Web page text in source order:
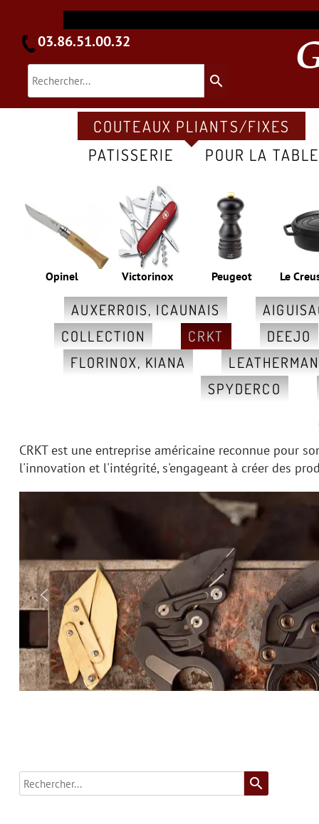
search
AUXERROIS, ICAUNAIS
COLLECTION
CRKT
DEEJO
FLORINOX, KIANA
LEATHERMAN
SPYDERCO
Peugeot Le
Victorinox
Opinel
COUTEAUX PLIANTS/FIXES
PATISSERIE
POUR LA TABLE
03.86.51.00.32
CRKT est une entreprise américaine reconnue pour
l'innovation et l'intégrité, s'engageant à créer des

search